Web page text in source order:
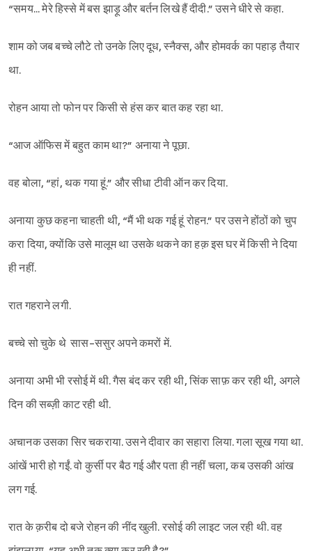
“समय... मेरे हिस्से में बस झाड़ू और बर्तन लिखे हैं दीदी.” उसने धीरे से कहा.
शाम को जब बच्चे लौटे तो उनके लिए दूध, स्नैक्स, और होमवर्क का पहाड़ तैयार
था.
रोहन आया तो फोन पर किसी से हंस कर बात कह रहा था.
“आज ऑफिस में बहुत काम था?” अनाया ने पूछा.
वह बोला, “हां, थक गया हूं.” और सीधा टीवी ऑन कर दिया.
अनाया कुछ कहना चाहती थी, “मैं भी थक गई हूं रोहन.” पर उसने होंठों को चुप
करा दिया, क्योंकि उसे मालूम था उसके थकने का हक़ इस घर में किसी ने दिया
ही नहीं.
रात गहराने लगी.
बच्चे सो चुके थे सास-ससुर अपने कमरों में.
अनाया अभी भी रसोई में थी. गैस बंद कर रही थी, सिंक साफ़ कर रही थी, अगले
दिन की सब्ज़ी काट रही थी.
अचानक उसका सिर चकराया. उसने दीवार का सहारा लिया. गला सूख गया था.
आंखें भारी हो गईं. वो कुर्सी पर बैठ गई और पता ही नहीं चला, कब उसकी आंख
लग गई.
रात के क़रीब दो बजे रोहन की नींद खुली. रसोई की लाइट जल रही थी. वह